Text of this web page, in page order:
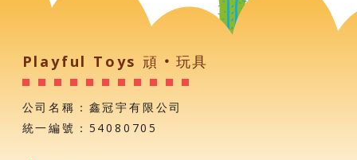
Playful Toys 頑‧玩具
公司名稱：鑫冠宇有限公司
統一編號：54080705